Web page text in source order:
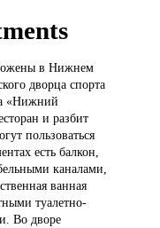
в Нижнем
дворца спорта
«Нижний
и разбит
пользоваться
есть балкон,
каналами,
ванная
туалетно-
Во дворе